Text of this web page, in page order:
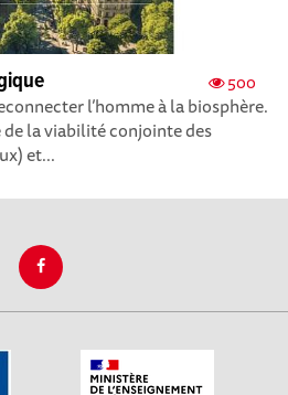
500
l’homme à la biosphère.
la viabilité conjointe des
et...